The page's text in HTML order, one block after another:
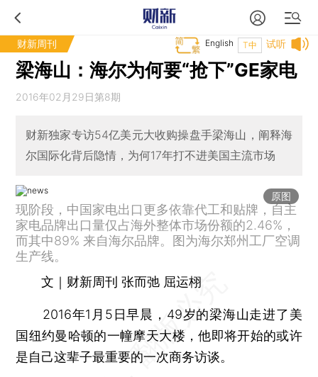
财新周刊 试听
T中
English
梁海山：海尔为何要“抢下”GE家电
2016年02月29日第8期
财新独家专访54亿美元大收购操盘手梁海山，阐释海
尔国际化背后隐情，为何17年打不进美国主流市场
原图
现阶段，中国家电出口更多依靠代工和贴牌，自主
家电品牌出口量仅占海外整体市场份额的2.46%，
而其中89% 来自海尔品牌。图为海尔郑州工厂空调
生产线。
文｜财新周刊 张而弛 屈运栩
2016年1月5日早晨，49岁的梁海山走进了美
国纽约曼哈顿的一幢摩天大楼，他即将开始的或许
是自己这辈子最重要的一次商务访谈。